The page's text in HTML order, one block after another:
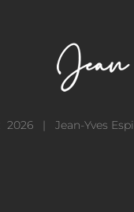
2026 | Jean-Yves